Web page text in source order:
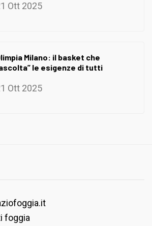
Ott 2025
Milano: il basket che
le esigenze di tutti
Ott 2025
foggia